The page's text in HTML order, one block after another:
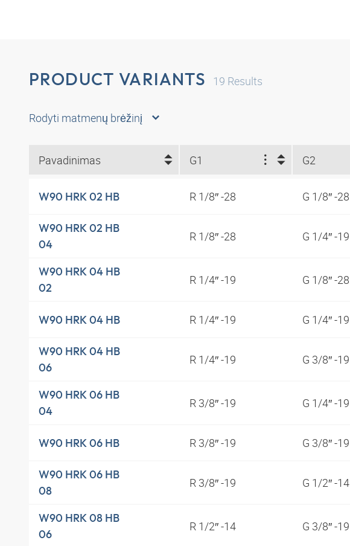
PRODUCT VARIANTS 19 Results
Rodyti matmenų brėžinį
Pavadinimas G1 G2
W90 HRK 02 HB R 1/8″ -28 G 1/8″ -28
W90 HRK 02 HB
04
R 1/8″ -28 G 1/4″ -19
W90 HRK 04 HB
02
R 1/4″ -19 G 1/8″ -28
W90 HRK 04 HB R 1/4″ -19 G 1/4″ -19
W90 HRK 04 HB
06
R 1/4″ -19 G 3/8″ -19
W90 HRK 06 HB
04
R 3/8″ -19 G 1/4″ -19
W90 HRK 06 HB R 3/8″ -19 G 3/8″ -19
W90 HRK 06 HB
08
R 3/8″ -19 G 1/2″ -14
W90 HRK 08 HB
06
R 1/2″ -14 G 3/8″ -19